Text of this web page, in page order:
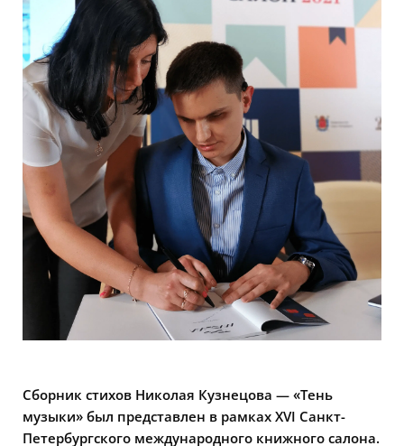
Сборник стихов Николая Кузнецова — «Тень
музыки» был представлен в рамках XVI Санкт-
Петербургского международного книжного салона.